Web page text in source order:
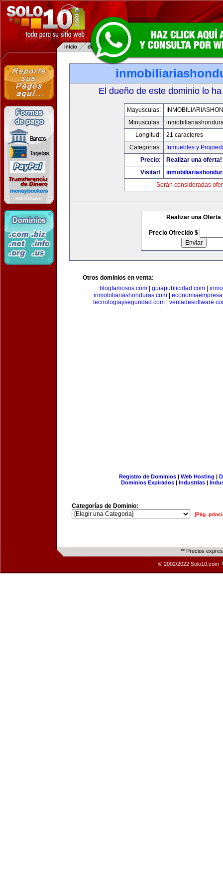
El dueño de este dominio lo
Mayusculas:
Minusculas:
Longitud:
21 caracteres
Categorias:
Inmuebles y
Precio:
Realizar una oferta!
Visitar!
Serán consideradas
Realizar una Oferta
Precio Ofrecido $
Otros dominios en venta:
blogfamosos.com
guiapublicidad.com
inmobiliariashonduras.com
tecnologiayseguridad.com|
Registro de Dominios| Web Hosting |
Dominios Expirados | Industrias |
Categorías de Dominio:
[Pág.
** Precios
© 2002/2022 Solo10.com